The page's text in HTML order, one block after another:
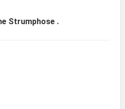
Strumphose .